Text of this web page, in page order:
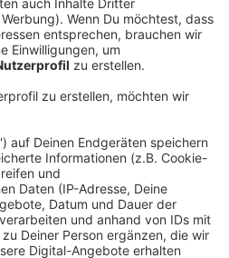
eigener Aussage in alle
die Tat mit einer kriminellen
zusammenhängt. Es habe
Bevölkerung
gingen am Montagabend
ein. Als die Beamten am